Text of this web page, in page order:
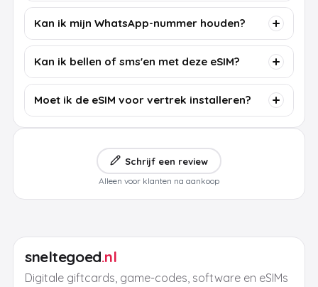
Kan ik mijn WhatsApp-nummer houden?
Kan ik bellen of sms'en met deze eSIM?
Moet ik de eSIM voor vertrek installeren?
Schrijf een review
Alleen voor klanten na aankoop
sneltegoed.nl
Digitale giftcards, game-codes, software en eSIMs